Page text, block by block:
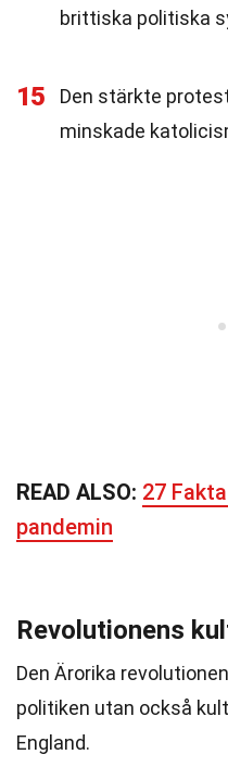
brittiska politiska
15
Den stärkte
minskade
READ ALSO: 27
pandemin
Revolutionens
Den Ärorika
politiken utan också
England.